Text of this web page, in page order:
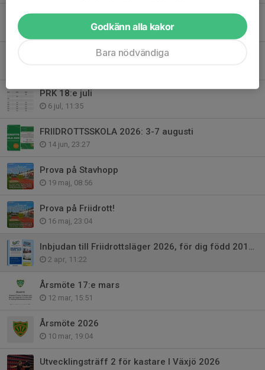
Tidsprogram för PRK 18:e juli
Jordgubbsloppet 11:e juli 2026 - Jättendal
PRK 18:e juli
6 jul, 11:35
FRIIDROTTSSKOLA 2026: 3-7 augusti
14 jun, 23:27
Prova på Stavhopp
19 maj, 08:56
Prova på Friidrott!
16 maj, 23:04
Inbjudan till Friidrottsläger 2026, för dig född 2013-2014.
2 apr, 11:22
Årsmöte 17:e mars
12 mar, 15:51
Årsmöte 2026
10 mar, 19:04
Utvecklingsträff 2 för kastare I Växjö 2026
Godkänn alla kakor
Bara nödvändiga